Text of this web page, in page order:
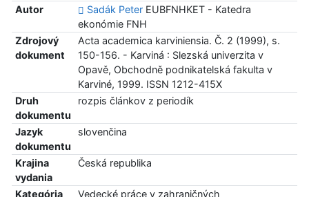
Autor Sadák PeterEUBFNHKET - Katedra
ekonómie FNH
Zdrojový
dokument
Acta academica karviniensia. Č. 2 (1999), s.
150-156. - Karviná : Slezská univerzita v
Opavě, Obchodně podnikatelská fakulta v
Karviné, 1999. ISSN 1212-415X
Druh
dokumentu
rozpis článkov z periodík
Jazyk
dokumentu
slovenčina
Krajina
vydania
Česká republika
Kategória
Vedecké práce v zahraničných